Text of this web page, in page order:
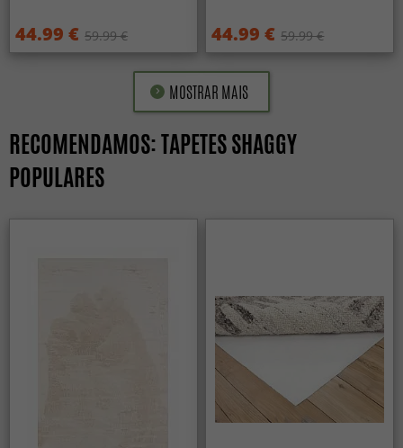
44.99 € 59.99 € 44.99 € 59.99 €
MOSTRAR MAIS
RECOMENDAMOS: TAPETES SHAGGY
POPULARES